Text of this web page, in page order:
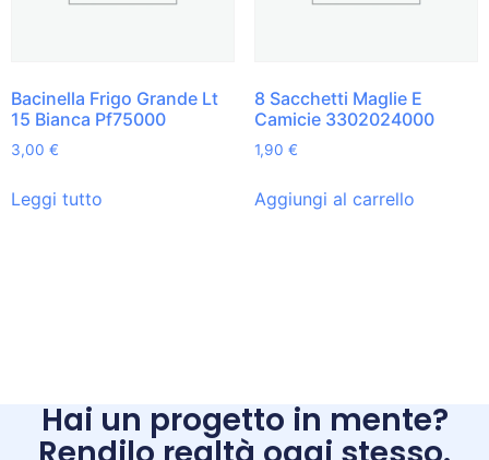
Bacinella Frigo Grande Lt
15 Bianca Pf75000
3,00 €
Leggi tutto
8 Sacchetti Maglie E
Camicie 3302024000
1,90 €
Aggiungi al carrello
Hai un progetto in mente?